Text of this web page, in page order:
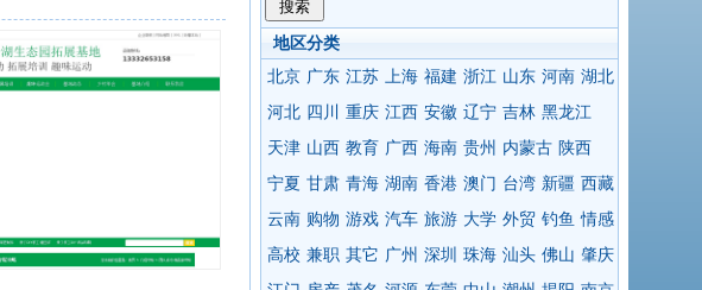
地区分类
北京 广东 江苏 上海 福建 浙江 山东 河南 湖北
河北 四川 重庆 江西 安徽 辽宁 吉林 黑龙江
天津 山西 教育 广西 海南 贵州 内蒙古 陕西
宁夏 甘肃 青海 湖南 香港 澳门 台湾 新疆 西藏
云南 购物 游戏 汽车 旅游 大学 外贸 钓鱼 情感
高校 兼职 其它 广州 深圳 珠海 汕头 佛山 肇庆